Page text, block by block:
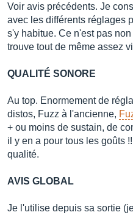
Voir avis précédents. Je
avec les différents réglages
s'y habitue. Ce n'est pas
trouve tout de même assez
QUALITÉ SONORE
Au top. Enormement de
distos, Fuzz à l'ancienne,
+ ou moins de sustain, de
il y en a pour tous les goûts
qualité.
AVIS GLOBAL
Je l'utilise depuis sa sortie